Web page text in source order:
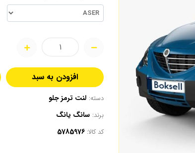
افزودن به سبد
دسته: لنت ترمز جلو
برند: سانگ یانگ
کد کالا: